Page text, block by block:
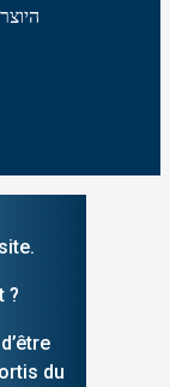
?
du